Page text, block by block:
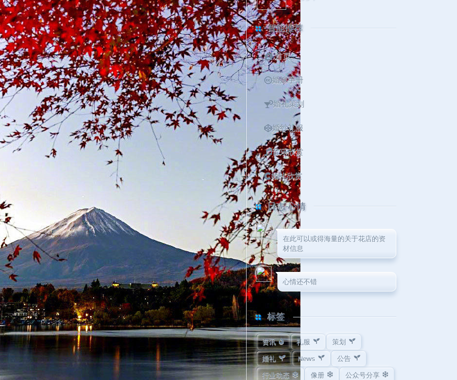
智能推荐
首页
婚嫁手册
婚礼策划
婚纱礼服
音乐欣赏
婚礼欣赏
日志-心情
在此可以或得海量的关于花店的资
材信息
心情还不错
标签
资讯 礼服 策划
婚礼 News 公告
行业动态 像册 公众号分享